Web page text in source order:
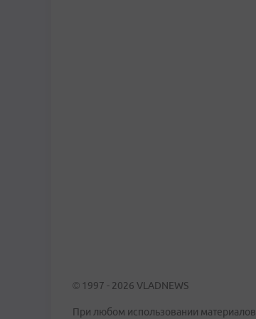
© 1997 - 2026 VLADNEWS
При любом использовании материалов